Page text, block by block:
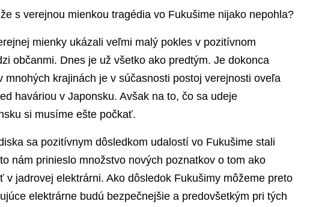
s verejnou mienkou tragédia vo Fukušime nijako nepohla?
mienky ukázali veľmi malý pokles v pozitívnom
občanmi. Dnes je už všetko ako predtým. Je dokonca
mnohých krajinách je v súčasnosti postoj verejnosti oveľa
haváriou v Japonsku. Avšak na to, čo sa udeje
si musíme ešte počkať.
sa pozitívnym dôsledkom udalostí vo Fukušime stali
nám prinieslo množstvo nových poznatkov o tom ako
v jadrovej elektrárni. Ako dôsledok Fukušimy môžeme preto
elektrárne budú bezpečnejšie a predovšetkým pri tých